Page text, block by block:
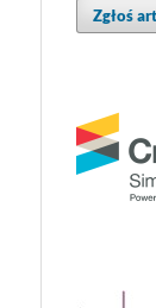
Zgłoś